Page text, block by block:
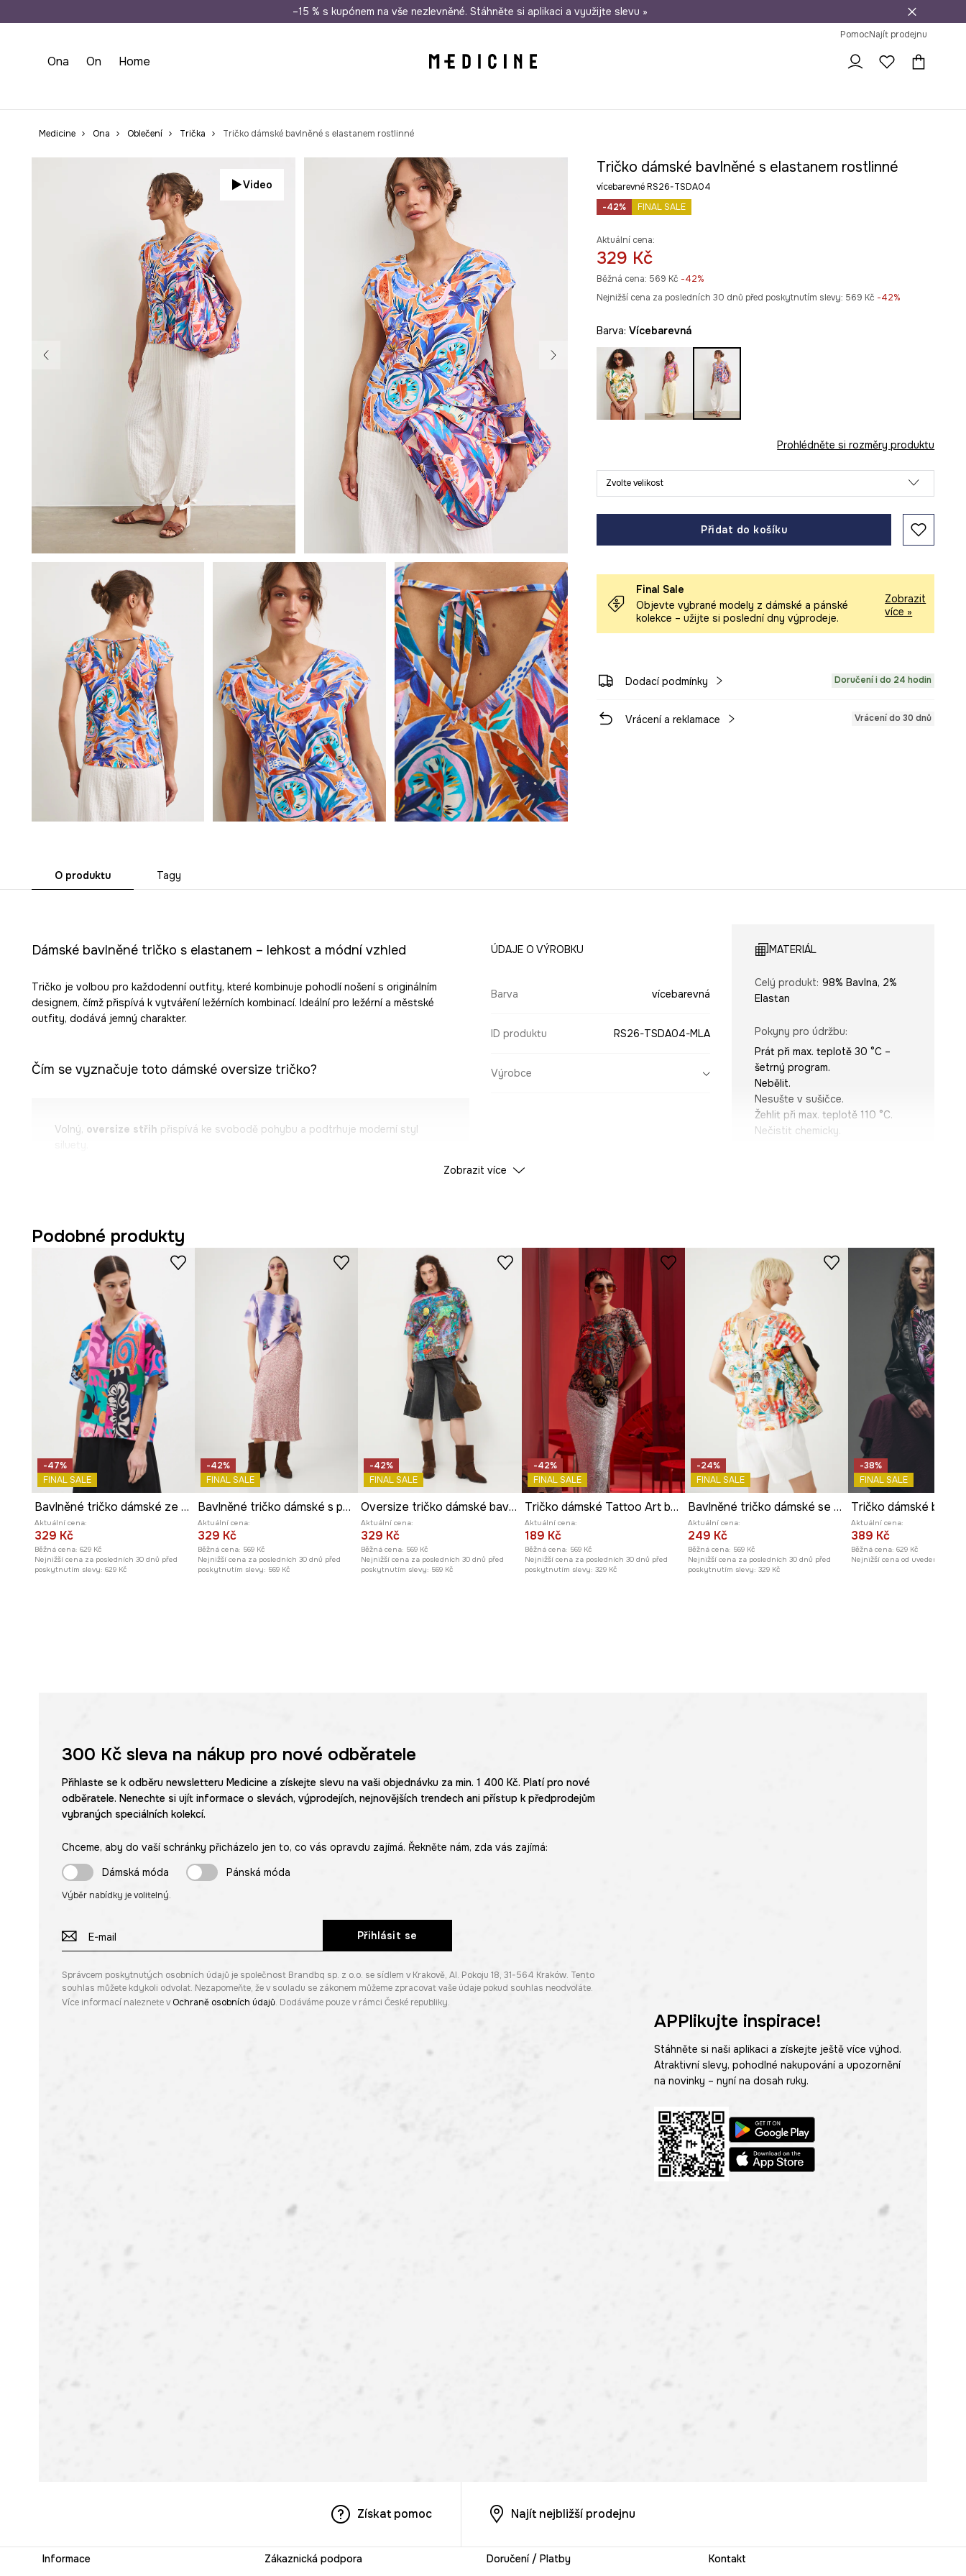
Doprava zdarma při nákupu nad 1 200 Kč Odeslání i do 24 hodin 30 dní na vrácení zboží
–15 % s kupónem na vše nezlevněné. Stáhněte si aplikaci a využijte slevu »
PomocNajít prodejnu
Ona On Home
Medicine Ona Oblečení Trička Tričko dámské bavlněné s elastanem rostlinné
Video
Tričko dámské bavlněné s elastanem rostlinné
vícebarevné RS26-TSDA04
-42%
FINAL SALE
Aktuální cena:
329 Kč
Běžná cena: 569 Kč -42%
Nejnižší cena za posledních 30 dnů před poskytnutím slevy: 569 Kč -42%
Barva: vícebarevná
Prohlédněte si rozměry produktu
Zvolte velikost
Přidat do košíku
Final Sale
Objevte vybrané modely z dámské a pánské
kolekce – užijte si poslední dny výprodeje.
Zobrazit
více »
Dodací podmínky Doručení i do 24 hodin
Vrácení a reklamace Vrácení do 30 dnů
O produktu Tagy
Dámské bavlněné tričko s elastanem – lehkost a módní vzhled
Tričko je volbou pro každodenní outfity, které kombinuje pohodlí nošení s originálním
designem, čímž přispívá k vytváření ležérních kombinací. Ideální pro ležérní a městské
outfity, dodává jemný charakter.
Čím se vyznačuje toto dámské oversize tričko?
Volný, oversize střih přispívá ke svobodě pohybu a podtrhuje moderní styl
Pletená struktura materiálu
den.
kimonový rukáv dodává lehkost a originalitu a neomezuje ramena.
Výstřih do Vjemně odhaluje krk, opticky prodlužuje siluetu a dodává jí
eleganci.
Rostlinný vzordodává tričku svěží a přirozený charakter, ideální pro teplejší
dny.
Ozdobné vázání na zádech
tvoří jedinečný detail, který přitahuje
pozornost.
ÚDAJE O VÝROBKU
Barva vícebarevná
ID produktu RS26-TSDA04-MLA
Výrobce
MATERIÁL
Celý produkt: 98% Bavlna, 2%
Elastan
Pokyny pro údržbu:
Prát při max. teplotě 30 °C –
šetrný program.
Nebělit.
Nesušte v sušičce.
Žehlit při max. teplotě 110 °C.
Nečistit chemicky.
Střih: Oversize
ROZMĚRY
Míry uvedené pro velikost
S.
Délka: 64 cm
Šířka podpaží
Modelka na fotografii je vysoká
180 cm a má na sebe velikost S
Prohlédněte si rozměry
Zobrazit více
Podobné produkty
-47%
FINAL SALE
Bavlněné tričko dámské ze speciální kolekce Eviva L'arte
Aktuální cena:
329 Kč
Běžná cena: 629 Kč
Nejnižší cena za posledních 30 dnů před
poskytnutím slevy: 629 Kč
-42%
FINAL SALE
Bavlněné tričko dámské s potisky více barev
Aktuální cena:
329 Kč
Běžná cena: 569 Kč
Nejnižší cena za posledních 30 dnů před
poskytnutím slevy: 569 Kč
-42%
FINAL SALE
Oversize tričko dámské bavlněné by Marcin Kulesza, Graphics Series
Aktuální cena:
329 Kč
Běžná cena: 569 Kč
Nejnižší cena za posledních 30 dnů před
poskytnutím slevy: 569 Kč
-42%
FINAL SALE
Tričko dámské Tattoo Art by Boren Huang – Horiren 彫壬
Aktuální cena:
189 Kč
Běžná cena: 569 Kč
Nejnižší cena za posledních 30 dnů před
poskytnutím slevy: 329 Kč
-24%
FINAL SALE
Bavlněné tričko dámské se vzorem více barev
Aktuální cena:
249 Kč
Běžná cena: 569 Kč
Nejnižší cena za posledních 30 dnů před
poskytnutím slevy: 329 Kč
-38%
FINAL SALE
Aktuální cena:
389 Kč
Běžná cena: 629 Kč
Nejnižší cena od uvedení na
300 Kčsleva na nákup pro nové odběratele
Přihlaste se k odběru newsletteru Medicine a získejte slevu na vaši objednávku za min. 1 400 Kč. Platí pro nové
odběratele. Nenechte si ujít informace o slevách, výprodejích, nejnovějších trendech ani přístup k předprodejům
vybraných speciálních kolekcí.
Chceme, aby do vaší schránky přicházelo jen to, co vás opravdu zajímá. Řekněte nám, zda vás zajímá:
Dámská móda
Pánská móda
Výběr nabídky je volitelný.
Přihlásit se
Správcem poskytnutých osobních údajů je společnost Brandbq sp. z o.o. se sídlem v Krakově, Al. Pokoju 18, 31-564 Kraków. Tento
souhlas můžete kdykoli odvolat. Nezapomeňte, že v souladu se zákonem můžeme zpracovat vaše údaje pokud souhlas neodvoláte.
Více informací naleznete v Ochraně osobních údajů. Dodáváme pouze v rámci České republiky.
APPlikujte inspirace!
Stáhněte si naši aplikaci a získejte ještě více výhod.
Atraktivní slevy, pohodlné nakupování a upozornění
na novinky – nyní na dosah ruky.
Získat pomoc Najít nejbližší prodejnu
Informace Zákaznická podpora Doručení / Platby Kontakt